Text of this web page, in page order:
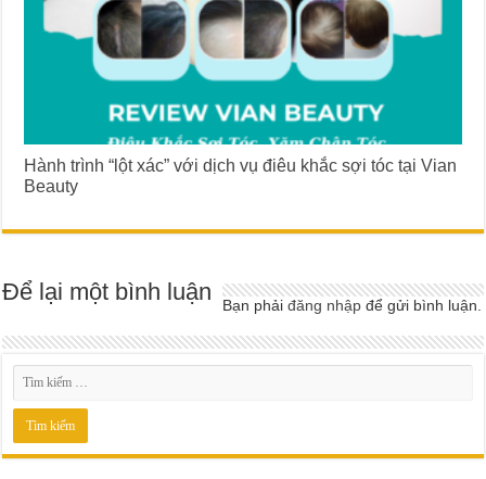
Hành trình “lột xác” với dịch vụ điêu khắc sợi tóc tại Vian
Beauty
Để lại một bình luận Bạn phảiđăng nhập để gửi bình luận.